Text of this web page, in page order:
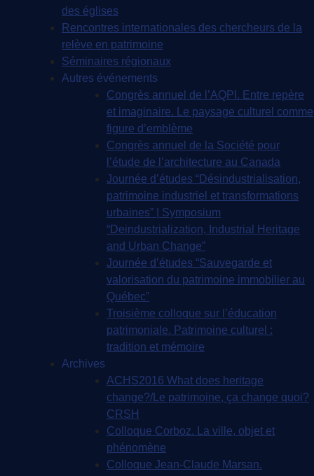
des églises
Rencontres internationales des chercheurs de la
relève en patrimoine
Séminaires régionaux
Autres événements
Congrès annuel de l’AQPI. Entre repère
et imaginaire. Le paysage culturel comme
figure d’emblème
Congrès annuel de la Société pour
l’étude de l’architecture au Canada
Journée d’études “Désindustrialisation,
patrimoine industriel et transformations
urbaines” | Symposium
“Deindustrialization, Industrial Heritage
and Urban Change”
Journée d’études “Sauvegarde et
valorisation du patrimoine immobilier au
Québec”
Troisième colloque sur l’éducation
patrimoniale. Patrimoine culturel :
tradition et mémoire
Archives
ACHS2016 What does heritage
change?/Le patrimoine, ça change quoi?
CRSH
Colloque Corboz. La ville, objet et
phénomène
Colloque Jean-Claude Marsan.